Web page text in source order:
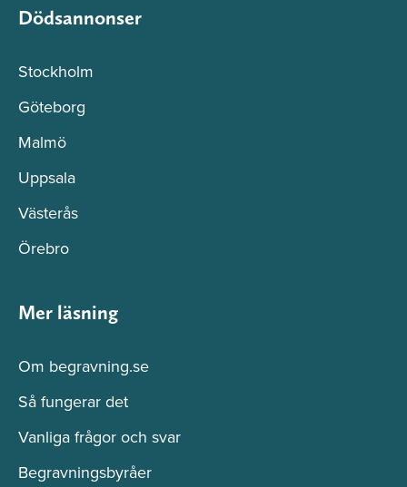
Dödsannonser
Stockholm
Göteborg
Malmö
Uppsala
Västerås
Örebro
Mer läsning
Om begravning.se
Så fungerar det
Vanliga frågor och svar
Begravningsbyråer